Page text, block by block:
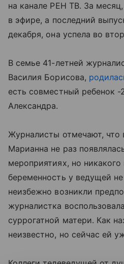
на канале РЕН ТВ. За
в эфире, а последний
декабря, она успела во
В семье 41-летней
Василия Борисова,
есть совместный ребенок -
Александра.
Журналисты отмечают, что
Марианна не раз
мероприятиях, но никакого
беременность у ведущей
неизбежно возникли
журналистка
суррогатной матери. Как
неизвестно, но сейчас ей